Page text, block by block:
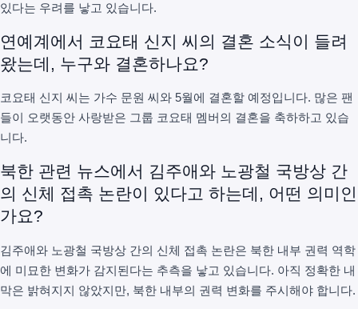
있다는 우려를 낳고 있습니다.
연예계에서 코요태 신지 씨의 결혼 소식이 들려
왔는데, 누구와 결혼하나요?
코요태 신지 씨는 가수 문원 씨와 5월에 결혼할 예정입니다. 많은 팬
들이 오랫동안 사랑받은 그룹 코요태 멤버의 결혼을 축하하고 있습
니다.
북한 관련 뉴스에서 김주애와 노광철 국방상 간
의 신체 접촉 논란이 있다고 하는데, 어떤 의미인
가요?
김주애와 노광철 국방상 간의 신체 접촉 논란은 북한 내부 권력 역학
에 미묘한 변화가 감지된다는 추측을 낳고 있습니다. 아직 정확한 내
막은 밝혀지지 않았지만, 북한 내부의 권력 변화를 주시해야 합니다.